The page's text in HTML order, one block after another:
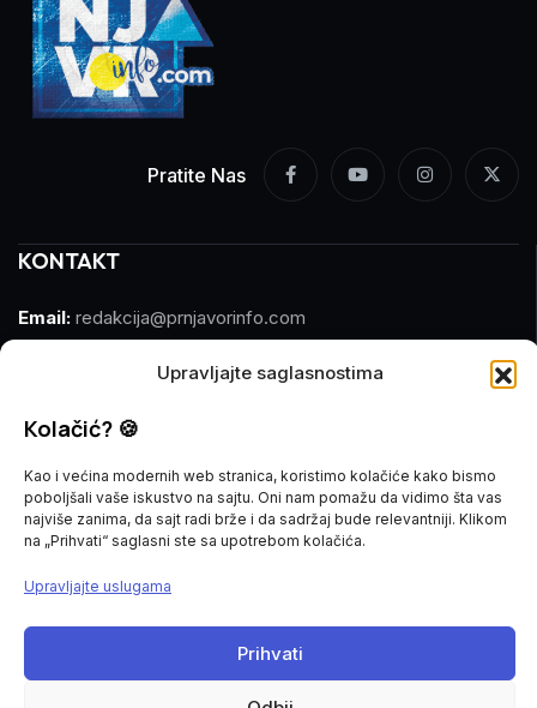
Upravljajte saglasnostima
Kolačić? 🍪
Kao i većina modernih web stranica, koristimo kolačiće kako bismo
poboljšali vaše iskustvo na sajtu. Oni nam pomažu da vidimo šta vas
najviše zanima, da sajt radi brže i da sadržaj bude relevantniji. Klikom
na „Prihvati“ saglasni ste sa upotrebom kolačića.
Upravljajte uslugama
Prihvati
Pratite Nas
KONTAKT
Email: redakcija@prnjavorinfo.com
(+387)065 609 937
MARKETING
Email: marketing@prnjavorinfo.com
Telefon:(+387)065 955 355
POŠALJI VIJEST
Imate vijest za nas? Javite nam se na
redakcija@prnjavorinfo.com